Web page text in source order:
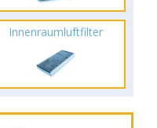
Innenraumluftfilter